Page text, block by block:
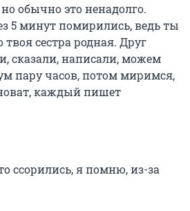
обычно это ненадолго.
5 минут помирились, ведь ты
сестра родная. Друг
сказали, написали, можем
пару часов, потом миримся,
каждый пишет
ссорились, я помню, из-за